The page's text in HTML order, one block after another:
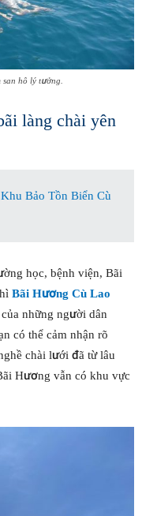
hô lý tưởng.
làng chài yên
Bảo Tồn Biển Cù
học, bệnh viện, Bãi
Bãi Hương Cù Lao
những người dân
có thể cảm nhận rõ
chài lưới đã từ lâu
Hương vẫn có khu vực